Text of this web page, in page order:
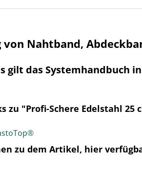
Nahtband,
gilt das Systemhandbuch
zu "Profi-Schere Edelstahl 25
zu dem Artikel, hier